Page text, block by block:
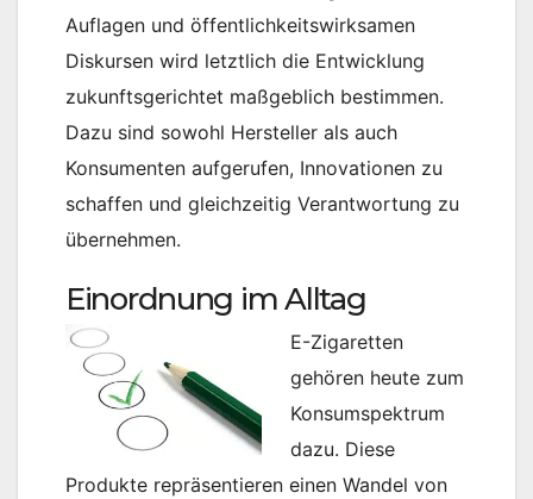
Auflagen und öffentlichkeitswirksamen
Diskursen wird letztlich die Entwicklung
zukunftsgerichtet maßgeblich bestimmen.
Dazu sind sowohl Hersteller als auch
Konsumenten aufgerufen, Innovationen zu
schaffen und gleichzeitig Verantwortung zu
übernehmen.
Einordnung im Alltag
E-Zigaretten
gehören heute zum
Konsumspektrum
dazu. Diese
Produkte repräsentieren einen Wandel von